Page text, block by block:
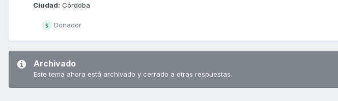
Ciudad: Córdoba
Donador
Archivado
Este tema ahora está archivado y cerrado a otras respuestas.